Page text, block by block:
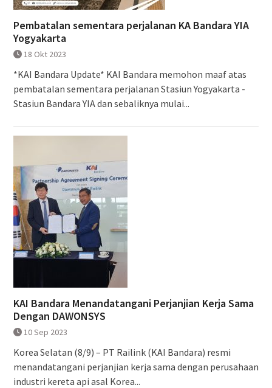
Pembatalan sementara perjalanan KA Bandara YIA
Yogyakarta
18 Okt 2023
*KAI Bandara Update* KAI Bandara memohon maaf atas
pembatalan sementara perjalanan Stasiun Yogyakarta -
Stasiun Bandara YIA dan sebaliknya mulai...
KAI Bandara Menandatangani Perjanjian Kerja Sama
Dengan DAWONSYS
10 Sep 2023
Korea Selatan (8/9) – PT Railink (KAI Bandara) resmi
menandatangani perjanjian kerja sama dengan perusahaan
industri kereta api asal Korea...